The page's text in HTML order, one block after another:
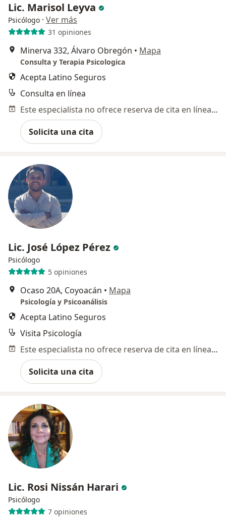
Lic. Marisol Leyva
Psicólogo · Ver más
31 opiniones
Minerva 332, Álvaro Obregón • Mapa
Consulta y Terapia Psicologica
Acepta Latino Seguros
Consulta en línea
Este especialista no ofrece reserva de cita en línea en esta dirección.
Solicita una cita
Lic. José López Pérez
Psicólogo
5 opiniones
Ocaso 20A, Coyoacán • Mapa
Psicología y Psicoanálisis
Acepta Latino Seguros
Visita Psicología
Este especialista no ofrece reserva de cita en línea en esta dirección.
Solicita una cita
Lic. Rosi Nissán Harari
Psicólogo
7 opiniones